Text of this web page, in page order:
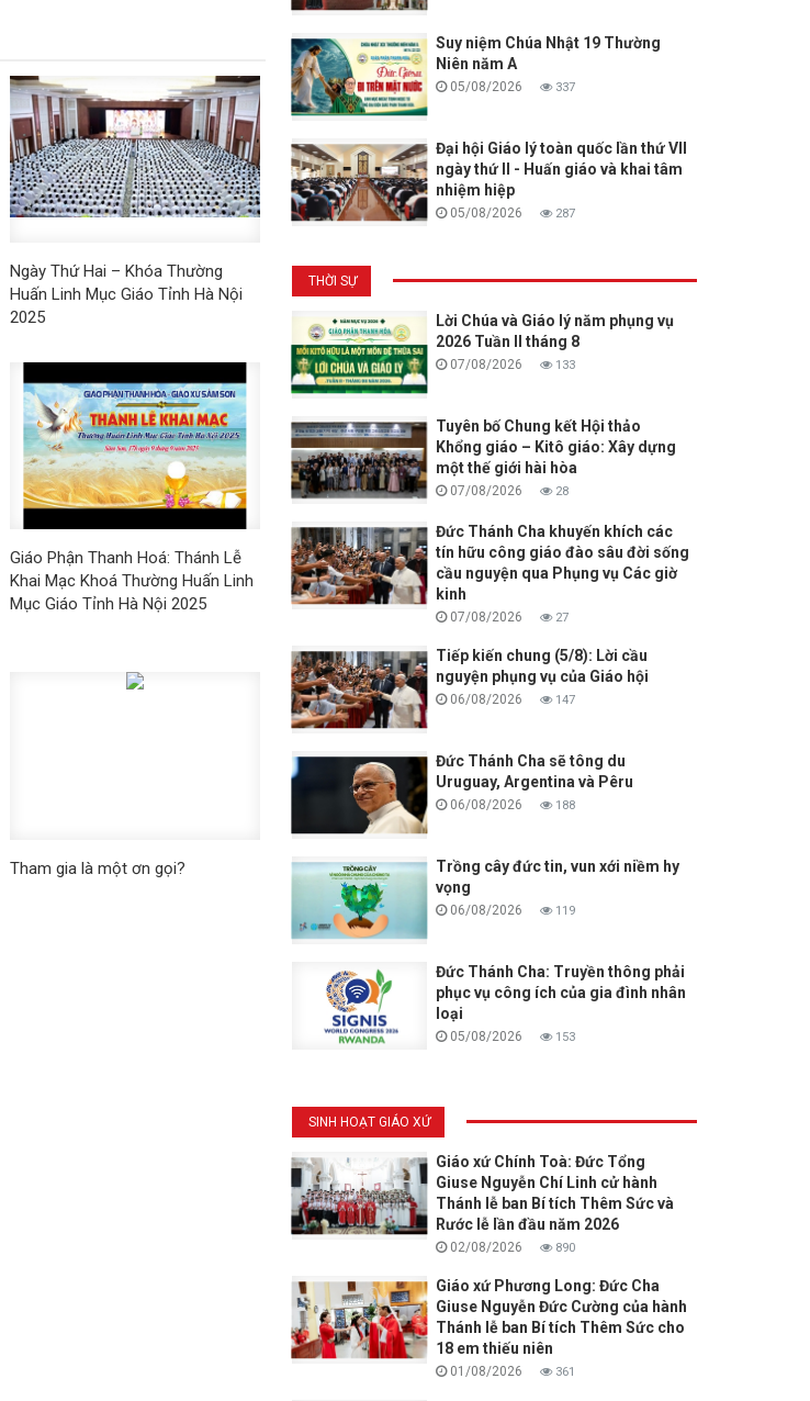
Ngày Thứ Hai – Khóa Thường
Huấn Linh Mục Giáo Tỉnh Hà Nội
2025
Giáo Phận Thanh Hoá: Thánh Lễ
Khai Mạc Khoá Thường Huấn Linh
Mục Giáo Tỉnh Hà Nội 2025
Tham gia là một ơn gọi?
Suy niệm Chúa Nhật 19 Thường
Niên năm A
05/08/2026 337
Đại hội Giáo lý toàn quốc lần thứ VII
ngày thứ II - Huấn giáo và khai tâm
nhiệm hiệp
05/08/2026 287
THỜI SỰ
Lời Chúa và Giáo lý năm phụng vụ
2026 Tuần II tháng 8
07/08/2026 133
Tuyên bố Chung kết Hội thảo
Khổng giáo – Kitô giáo: Xây dựng
một thế giới hài hòa
07/08/2026 28
Đức Thánh Cha khuyến khích các
tín hữu công giáo đào sâu đời sống
cầu nguyện qua Phụng vụ Các giờ
kinh
07/08/2026 27
Tiếp kiến chung (5/8): Lời cầu
nguyện phụng vụ của Giáo hội
06/08/2026 147
Đức Thánh Cha sẽ tông du
Uruguay, Argentina và Pêru
06/08/2026 188
Trồng cây đức tin, vun xới niềm hy
vọng
06/08/2026 119
Đức Thánh Cha: Truyền thông phải
phục vụ công ích của gia đình nhân
loại
05/08/2026 153
SINH HOẠT GIÁO XỨ
Giáo xứ Chính Toà: Đức Tổng
Giuse Nguyễn Chí Linh cử hành
Thánh lễ ban Bí tích Thêm Sức và
Rước lễ lần đầu năm 2026
02/08/2026 890
Giáo xứ Phương Long: Đức Cha
Giuse Nguyễn Đức Cường của hành
Thánh lễ ban Bí tích Thêm Sức cho
18 em thiếu niên
01/08/2026 361